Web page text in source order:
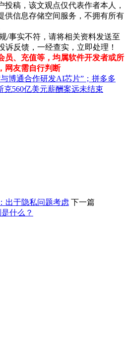
稿，该文观点仅代表作者本人，
供信息存储空间服务，不拥有所有
/事实不符，请将相关资料发送至
诉反馈，一经查实，立即处理！
员、充值等，均属软件开发者或所
网友需自行判断
博通合作研发AI芯片”；拼多多
克560亿美元薪酬案远未结束
出于隐私问题考虑 下一篇
什么？